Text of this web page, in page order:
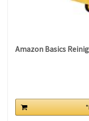
Amazon Basics